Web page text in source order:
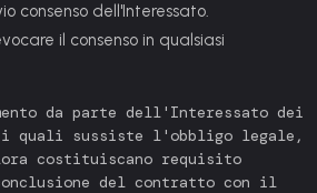
consenso dell'Interessato.
il consenso in qualsiasi
da parte dell'Interessato dei
i quali sussiste l'obbligo legale,
costituiscano requisito
del contratto con il